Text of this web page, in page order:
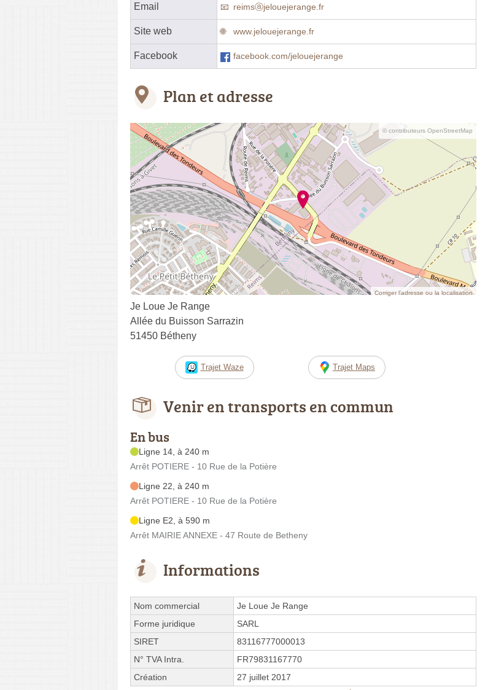
Email reimsⓐjelouejerange.fr
Site web www.jelouejerange.fr
Facebook facebook.com/jelouejerange
Plan et adresse
© contributeurs OpenStreetMap
Corriger l’adresse ou la localisation
Je Loue Je Range
Allée du Buisson Sarrazin
51450 Bétheny
Trajet Waze Trajet Maps
Venir en transports en commun
En bus
Ligne 14, à 240 m
Arrêt POTIERE - 10 Rue de la Potière
Ligne 22, à 240 m
Arrêt POTIERE - 10 Rue de la Potière
Ligne E2, à 590 m
Arrêt MAIRIE ANNEXE - 47 Route de Betheny
Informations
Nom commercial
Je Loue Je Range
Forme juridique
SARL
SIRET
83116777000013
N° TVA Intra.
FR79831167770
Création
27 juillet 2017